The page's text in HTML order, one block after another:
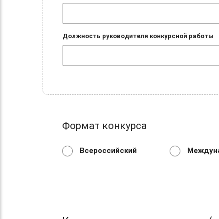
Должность руководителя конкурсной работы
Формат конкурса
Всероссийский